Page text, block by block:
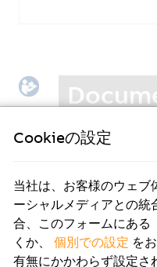
8WS user's
8WSA
These brushless
Cookieの設定
当社は、お客様のウェブ
ーシャルメディアとの
合、このフォームにあ
くか、 個別での設定 を
有無にかかわらず設定さ